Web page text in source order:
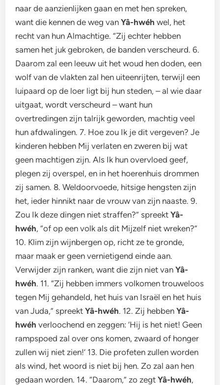
naar de aanzienlijken gaan en met hen spreken,
want die kennen de weg vanYâ-hwéh wel, het
recht van hun Almachtige. “Zij echter hebben
samen het juk gebroken, de banden verscheurd. 6.
Daarom zal een leeuw uit het woud hen doden, een
wolf van de vlakten zal hen uiteenrijten, terwijl een
luipaard op de loer ligt bij hun steden, – al wie daar
uitgaat, wordt verscheurd – want hun
overtredingen zijn talrijk geworden, machtig veel
hun afdwalingen. 7. Hoe zou Ik je dit vergeven? Je
kinderen hebben Mij verlaten en zweren bij wat
geen machtigen zijn. Als Ik hun overvloed geef,
plegen zij overspel, en in het hoerenhuis drommen
zij samen. 8. Weldoorvoede, hitsige hengsten zijn
het, ieder hinnikt naar de vrouw van zijn naaste. 9.
Zou Ik deze dingen niet straffen?” spreektYâ-
hwéh, “of op een volk als dit Mijzelf niet wreken?”
10. Klim zijn wijnbergen op, richt ze te gronde,
maar maak er geen vernietigend einde aan.
Verwijder zijn ranken, want die zijn niet vanYâ-
hwéh. 11. “Zij hebben immers volkomen trouweloos
tegen Mij gehandeld, het huis van Israël en het huis
van Juda,” spreektYâ-hwéh. 12. Zij hebbenYâ-
hwéh verloochend en zeggen: ‘Hij is het niet! Geen
rampspoed zal over ons komen, zwaard of honger
zullen wij niet zien!’ 13. Die profeten zullen worden
als wind, het woord is niet bij hen. Zo zal aan hen
gedaan worden. 14. “Daarom,” zo zegtYâ-hwéh,